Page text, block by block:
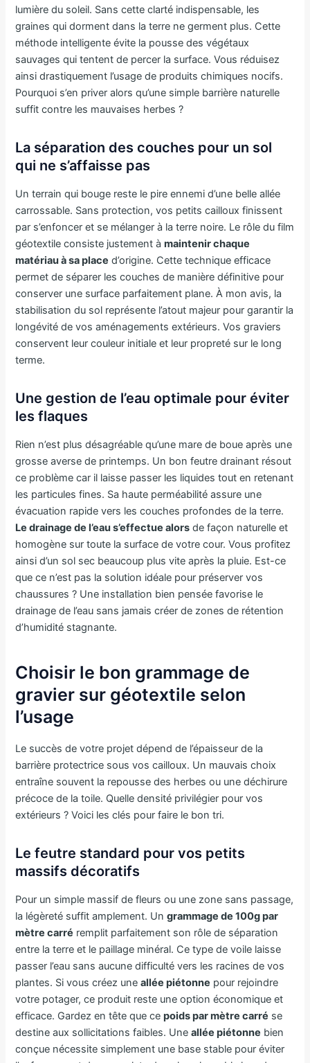
lumière du soleil. Sans cette clarté indispensable, les
graines qui dorment dans la terre ne germent plus. Cette
méthode intelligente évite la pousse des végétaux
sauvages qui tentent de percer la surface. Vous réduisez
ainsi drastiquement l’usage de produits chimiques nocifs.
Pourquoi s’en priver alors qu’une simple barrière naturelle
suffit contre les mauvaises herbes ?
La séparation des couches pour un sol
qui ne s’affaisse pas
Un terrain qui bouge reste le pire ennemi d’une belle allée
carrossable. Sans protection, vos petits cailloux finissent
par s’enfoncer et se mélanger à la terre noire. Le rôle du film
géotextile consiste justement àmaintenir chaque
matériau à sa place d’origine. Cette technique efficace
permet de séparer les couches de manière définitive pour
conserver une surface parfaitement plane. À mon avis, la
stabilisation du sol représente l’atout majeur pour garantir la
longévité de vos aménagements extérieurs. Vos graviers
conservent leur couleur initiale et leur propreté sur le long
terme.
Une gestion de l’eau optimale pour éviter
les flaques
Rien n’est plus désagréable qu’une mare de boue après une
grosse averse de printemps. Un bon feutre drainant résout
ce problème car il laisse passer les liquides tout en retenant
les particules fines. Sa haute perméabilité assure une
évacuation rapide vers les couches profondes de la terre.
Le drainage de l’eau s’effectue alors de façon naturelle et
homogène sur toute la surface de votre cour. Vous profitez
ainsi d’un sol sec beaucoup plus vite après la pluie. Est-ce
que ce n’est pas la solution idéale pour préserver vos
chaussures ? Une installation bien pensée favorise le
drainage de l’eau sans jamais créer de zones de rétention
d’humidité stagnante.
Choisir le bon grammage de
gravier sur géotextile selon
l’usage
Le succès de votre projet dépend de l’épaisseur de la
barrière protectrice sous vos cailloux. Un mauvais choix
entraîne souvent la repousse des herbes ou une déchirure
précoce de la toile. Quelle densité privilégier pour vos
extérieurs ? Voici les clés pour faire le bon tri.
Le feutre standard pour vos petits
massifs décoratifs
Pour un simple massif de fleurs ou une zone sans passage,
la légèreté suffit amplement. Ungrammage de 100g par
mètre carré remplit parfaitement son rôle de séparation
entre la terre et le paillage minéral. Ce type de voile laisse
passer l’eau sans aucune difficulté vers les racines de vos
plantes. Si vous créez uneallée piétonne pour rejoindre
votre potager, ce produit reste une option économique et
efficace. Gardez en tête que cepoids par mètre carré se
destine aux sollicitations faibles. Uneallée piétonne bien
conçue nécessite simplement une base stable pour éviter